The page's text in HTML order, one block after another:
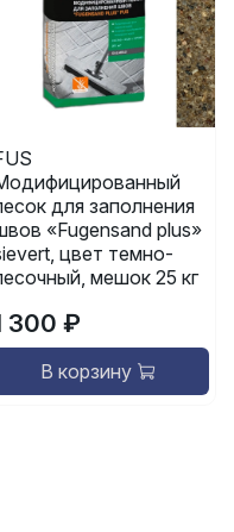
для заполнения
«Fugensand plus»
цвет темно-
мешок 25 кг
300 ₽
В корзину